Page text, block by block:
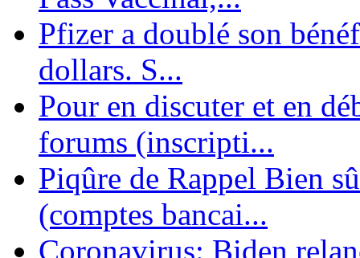
Pfizer a doublé son
dollars. S...
Pour en discuter et en
forums (inscripti...
Piqûre de Rappel Bien
(comptes bancai...
Coronavirus: Biden